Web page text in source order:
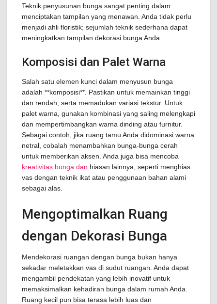
Teknik penyusunan bunga sangat penting dalam
menciptakan tampilan yang menawan. Anda tidak perlu
menjadi ahli floristik; sejumlah teknik sederhana dapat
meningkatkan tampilan dekorasi bunga Anda.
Komposisi dan Palet Warna
Salah satu elemen kunci dalam menyusun bunga
adalah **komposisi**. Pastikan untuk memainkan tinggi
dan rendah, serta memadukan variasi tekstur. Untuk
palet warna, gunakan kombinasi yang saling melengkapi
dan mempertimbangkan warna dinding atau furnitur.
Sebagai contoh, jika ruang tamu Anda didominasi warna
netral, cobalah menambahkan bunga-bunga cerah
untuk memberikan aksen. Anda juga bisa mencoba
kreativitas bunga dan hiasan lainnya, seperti menghias
vas dengan teknik ikat atau penggunaan bahan alami
sebagai alas.
Mengoptimalkan Ruang
dengan Dekorasi Bunga
Mendekorasi ruangan dengan bunga bukan hanya
sekadar meletakkan vas di sudut ruangan. Anda dapat
mengambil pendekatan yang lebih inovatif untuk
memaksimalkan kehadiran bunga dalam rumah Anda.
Ruang kecil pun bisa terasa lebih luas dan